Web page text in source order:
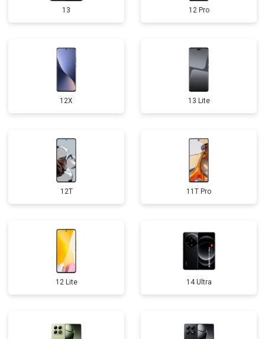
13 12 Pro
12X 13 Lite
12T 11T Pro
12 Lite 14 Ultra